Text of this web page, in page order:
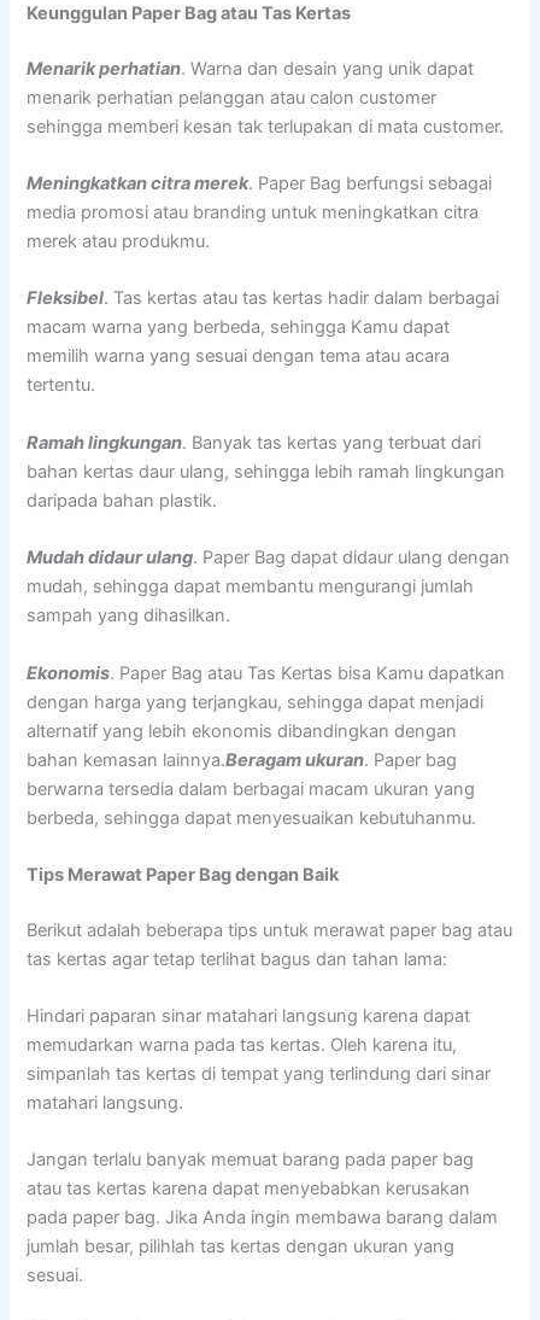
Keunggulan Paper Bag atau Tas Kertas
Menarik perhatian. Warna dan desain yang unik dapat
menarik perhatian pelanggan atau calon customer
sehingga memberi kesan tak terlupakan di mata customer.
Meningkatkan citra merek. Paper Bag berfungsi sebagai
media promosi atau branding untuk meningkatkan citra
merek atau produkmu.
Fleksibel. Tas kertas atau tas kertas hadir dalam berbagai
macam warna yang berbeda, sehingga Kamu dapat
memilih warna yang sesuai dengan tema atau acara
tertentu.
Ramah lingkungan. Banyak tas kertas yang terbuat dari
bahan kertas daur ulang, sehingga lebih ramah lingkungan
daripada bahan plastik.
Mudah didaur ulang. Paper Bag dapat didaur ulang dengan
mudah, sehingga dapat membantu mengurangi jumlah
sampah yang dihasilkan.
Ekonomis. Paper Bag atau Tas Kertas bisa Kamu dapatkan
dengan harga yang terjangkau, sehingga dapat menjadi
alternatif yang lebih ekonomis dibandingkan dengan
bahan kemasan lainnya.Beragam ukuran. Paper bag
berwarna tersedia dalam berbagai macam ukuran yang
berbeda, sehingga dapat menyesuaikan kebutuhanmu.
Tips Merawat Paper Bag dengan Baik
Berikut adalah beberapa tips untuk merawat paper bag atau
tas kertas agar tetap terlihat bagus dan tahan lama:
Hindari paparan sinar matahari langsung karena dapat
memudarkan warna pada tas kertas. Oleh karena itu,
simpanlah tas kertas di tempat yang terlindung dari sinar
matahari langsung.
Jangan terlalu banyak memuat barang pada paper bag
atau tas kertas karena dapat menyebabkan kerusakan
pada paper bag. Jika Anda ingin membawa barang dalam
jumlah besar, pilihlah tas kertas dengan ukuran yang
sesuai.